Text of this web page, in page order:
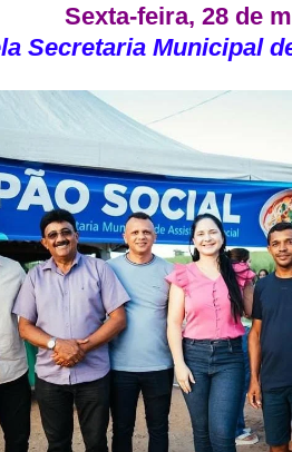
Sexta-feira, 28 de
Secretaria Municipal